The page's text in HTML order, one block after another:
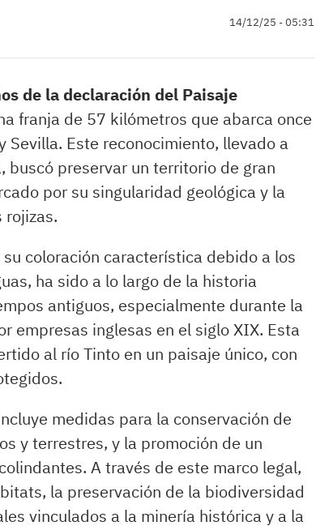
14/12/25 - 05:31
de la declaración del Paisaje
franja de 57 kilómetros que abarca once
Este reconocimiento, llevado a
buscó preservar un territorio de gran
por su singularidad geológica y la
rojizas.
coloración característica debido a los
ha sido a lo largo de la historia
antiguos, especialmente durante la
empresas inglesas en el siglo XIX. Esta
al río Tinto en un paisaje único, con
medidas para la conservación de
y terrestres, y la promoción de un
A través de este marco legal,
la preservación de la biodiversidad
vinculados a la minería histórica y a la